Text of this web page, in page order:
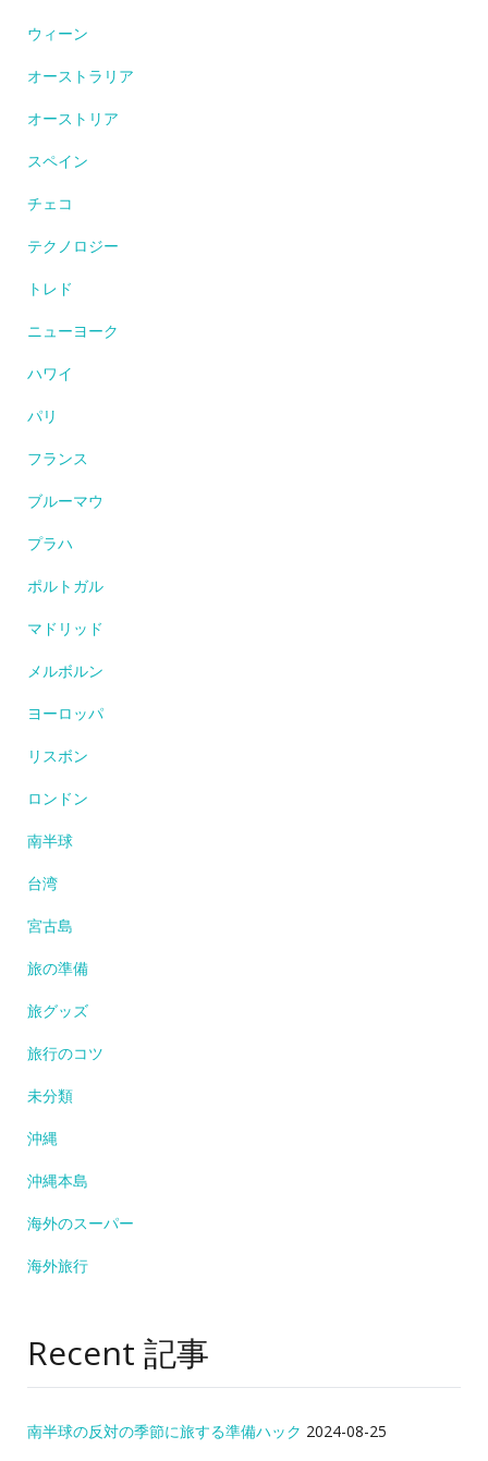
ウィーン
オーストラリア
オーストリア
スペイン
チェコ
テクノロジー
トレド
ニューヨーク
ハワイ
パリ
フランス
ブルーマウ
プラハ
ポルトガル
マドリッド
メルボルン
ヨーロッパ
リスボン
ロンドン
南半球
台湾
宮古島
旅の準備
旅グッズ
旅行のコツ
未分類
沖縄
沖縄本島
海外のスーパー
海外旅行
Recent 記事
南半球の反対の季節に旅する準備ハック 2024-08-25